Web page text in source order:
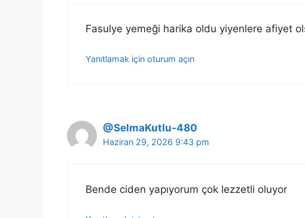
Fasulye yemeği harika oldu yiyenlere afiyet
Yanıtlamak için oturum açın
@SelmaKutlu-480
Haziran 29, 2026 9:43 pm
Bende ciden yapıyorum çok lezzetli oluyor